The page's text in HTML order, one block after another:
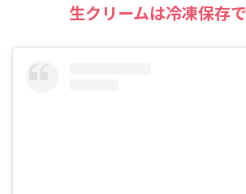
生クリームは冷凍保存